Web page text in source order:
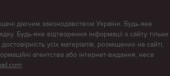
діючим законодавством України. Будь-яке
Будь-яке відтворення інформації з сайту тільки
усіх матеріалів, розміщених на сайті,
агентства або інтернет-видання, несе